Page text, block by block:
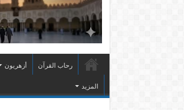
رحاب القرآن أزهريون
المزيد